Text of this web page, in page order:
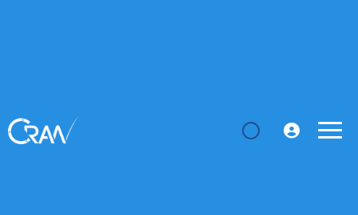
Stabilisation et contrôle sous contraintes de ressources